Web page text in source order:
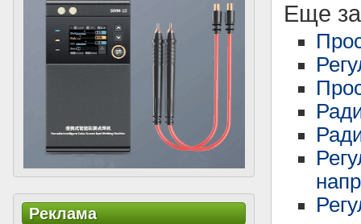
Еще
Реклама